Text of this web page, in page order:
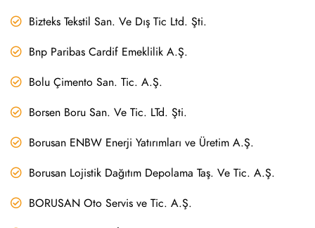
Bizteks Tekstil San. Ve Dış Tic Ltd. Şti.
Bnp Paribas Cardif Emeklilik A.Ş.
Bolu Çimento San. Tic. A.Ş.
Borsen Boru San. Ve Tic. LTd. Şti.
Borusan ENBW Enerji Yatırımları ve Üretim A.Ş.
Borusan Lojistik Dağıtım Depolama Taş. Ve Tic. A.Ş.
BORUSAN Oto Servis ve Tic. A.Ş.